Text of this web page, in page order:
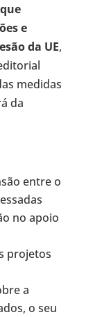
e
da UE,
medidas
da
entre o
no apoio
projetos
a
o seu